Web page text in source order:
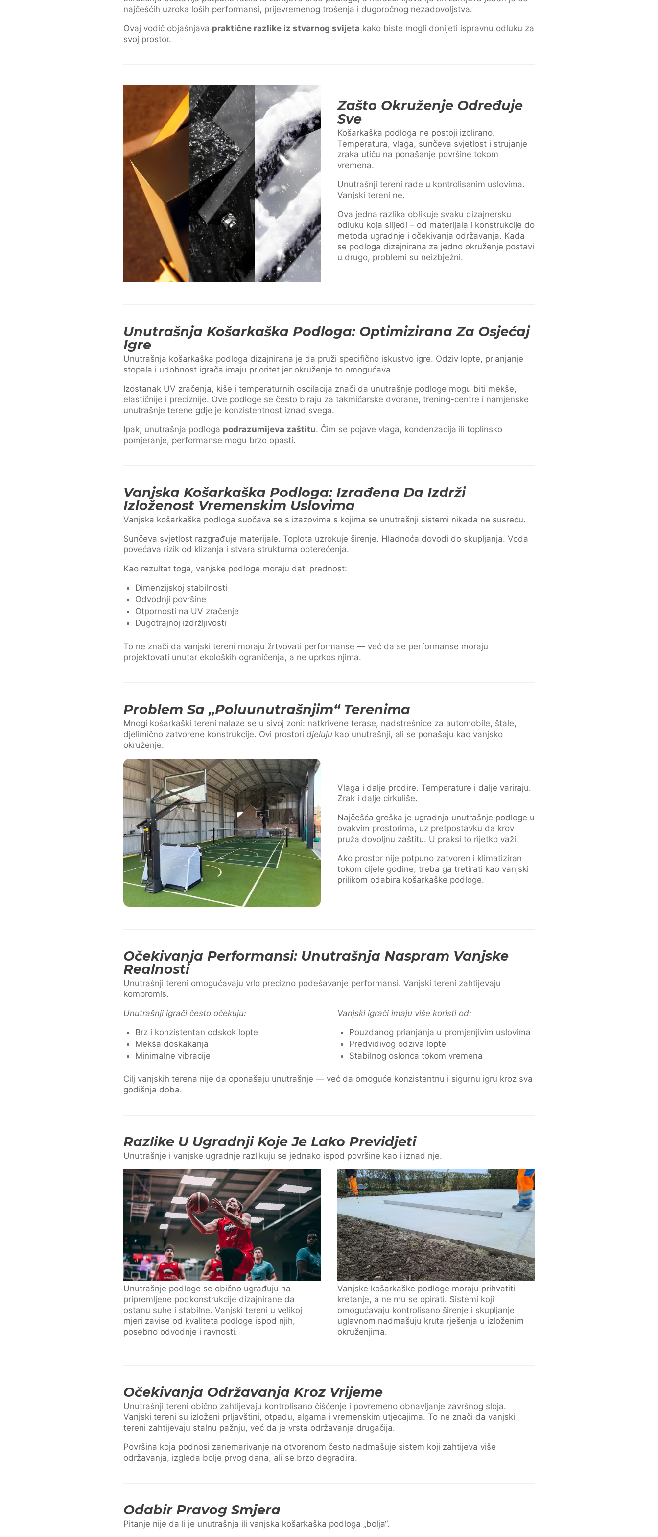
najčešćih uzroka loših performansi, prijevremenog trošenja i dugoročnog nezadovoljstva.
Ovaj vodič objašnjava praktične razlike iz stvarnog svijeta kako biste mogli donijeti ispravnu odluku za
svoj prostor.
Zašto Okruženje Određuje
Sve
Košarkaška podloga ne postoji izolirano.
Temperatura, vlaga, sunčeva svjetlost i strujanje
zraka utiču na ponašanje površine tokom
vremena.
Unutrašnji tereni rade u kontrolisanim uslovima.
Vanjski tereni ne.
Ova jedna razlika oblikuje svaku dizajnersku
odluku koja slijedi – od materijala i konstrukcije do
metoda ugradnje i očekivanja održavanja. Kada
se podloga dizajnirana za jedno okruženje postavi
u drugo, problemi su neizbježni.
Unutrašnja Košarkaška Podloga: Optimizirana Za Osjećaj
Igre
Unutrašnja košarkaška podloga dizajnirana je da pruži specifično iskustvo igre. Odziv lopte, prianjanje
stopala i udobnost igrača imaju prioritet jer okruženje to omogućava.
Izostanak UV zračenja, kiše i temperaturnih oscilacija znači da unutrašnje podloge mogu biti mekše,
elastičnije i preciznije. Ove podloge se često biraju za takmičarske dvorane, trening-centre i namjenske
unutrašnje terene gdje je konzistentnost iznad svega.
Ipak, unutrašnja podloga podrazumijeva zaštitu. Čim se pojave vlaga, kondenzacija ili toplinsko
pomjeranje, performanse mogu brzo opasti.
Vanjska Košarkaška Podloga: Izrađena Da Izdrži
Izloženost Vremenskim Uslovima
Vanjska košarkaška podloga suočava se s izazovima s kojima se unutrašnji sistemi nikada ne susreću.
Sunčeva svjetlost razgrađuje materijale. Toplota uzrokuje širenje. Hladnoća dovodi do skupljanja. Voda
povećava rizik od klizanja i stvara strukturna opterećenja.
Kao rezultat toga, vanjske podloge moraju dati prednost:
Dimenzijskoj stabilnosti
Odvodnji površine
Otpornosti na UV zračenje
Dugotrajnoj izdržljivosti
To ne znači da vanjski tereni moraju žrtvovati performanse — već da se performanse moraju
projektovati unutar ekoloških ograničenja, a ne uprkos njima.
Problem Sa „poluunutrašnjim“ Terenima
Mnogi košarkaški tereni nalaze se u sivoj zoni: natkrivene terase, nadstrešnice za automobile, štale,
djelimično zatvorene konstrukcije. Ovi prostori djeluju kao unutrašnji, ali se ponašaju kao vanjsko
okruženje.
Vlaga i dalje prodire. Temperature i dalje variraju.
Zrak i dalje cirkuliše.
Najčešća greška je ugradnja unutrašnje podloge u
ovakvim prostorima, uz pretpostavku da krov
pruža dovoljnu zaštitu. U praksi to rijetko važi.
Ako prostor nije potpuno zatvoren i klimatiziran
tokom cijele godine, treba ga tretirati kao vanjski
prilikom odabira košarkaške podloge.
Očekivanja Performansi: Unutrašnja Naspram Vanjske
Realnosti
Unutrašnji tereni omogućavaju vrlo precizno podešavanje performansi. Vanjski tereni zahtijevaju
kompromis.
Unutrašnji igrači često očekuju:
Brz i konzistentan odskok lopte
Mekša doskakanja
Minimalne vibracije
Vanjski igrači imaju više koristi od:
Pouzdanog prianjanja u promjenjivim uslovima
Predvidivog odziva lopte
Stabilnog oslonca tokom vremena
Cilj vanjskih terena nije da oponašaju unutrašnje — već da omoguće konzistentnu i sigurnu igru kroz sva
godišnja doba.
Razlike U Ugradnji Koje Je Lako Previdjeti
Unutrašnje i vanjske ugradnje razlikuju se jednako ispod površine kao i iznad nje.
Unutrašnje podloge se obično ugrađuju na
pripremljene podkonstrukcije dizajnirane da
ostanu suhe i stabilne. Vanjski tereni u velikoj
mjeri zavise od kvaliteta podloge ispod njih,
posebno odvodnje i ravnosti.
Vanjske košarkaške podloge moraju prihvatiti
kretanje, a ne mu se opirati. Sistemi koji
omogućavaju kontrolisano širenje i skupljanje
uglavnom nadmašuju kruta rješenja u izloženim
okruženjima.
Očekivanja Održavanja Kroz Vrijeme
Unutrašnji tereni obično zahtijevaju kontrolisano čišćenje i povremeno obnavljanje završnog sloja.
Vanjski tereni su izloženi prljavštini, otpadu, algama i vremenskim utjecajima. To ne znači da vanjski
tereni zahtijevaju stalnu pažnju, već da je vrsta održavanja drugačija.
Površina koja podnosi zanemarivanje na otvorenom često nadmašuje sistem koji zahtijeva više
održavanja, izgleda bolje prvog dana, ali se brzo degradira.
Odabir Pravog Smjera
Pitanje nije da li je unutrašnja ili vanjska košarkaška podloga „bolja“.